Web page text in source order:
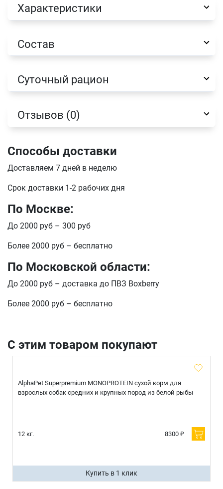
Характеристики
Состав
Суточный рацион
Отзывов (0)
Способы доставки
Доставляем 7 дней в неделю
Срок доставки 1-2 рабочих дня
По Москве:
До 2000 руб – 300 руб
Более 2000 руб – бесплатно
По Московской области:
До 2000 руб – доставка до ПВЗ Boxberry
Более 2000 руб – бесплатно
С этим товаром покупают
AlphaPet Superpremium MONOPROTEIN сухой корм для
взрослых собак средних и крупных пород из белой рыбы
12 кг. 8300 ₽
Купить в 1 клик
Продолжить покупки
отправить